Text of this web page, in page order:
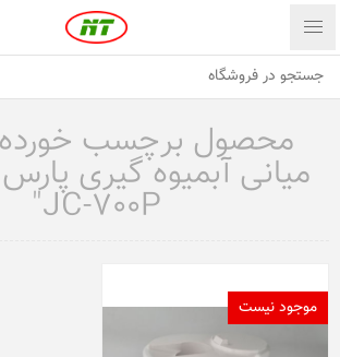
محصول برچسب خورده
میانی آبمیوه گیری
JC-700P"
موجود نیست